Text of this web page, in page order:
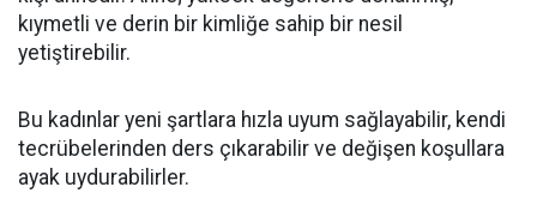
kıymetli ve derin bir kimliğe sahip bir nesil
yetiştirebilir.
Bu kadınlar yeni şartlara hızla uyum sağlayabilir, kendi
tecrübelerinden ders çıkarabilir ve değişen koşullara
ayak uydurabilirler.